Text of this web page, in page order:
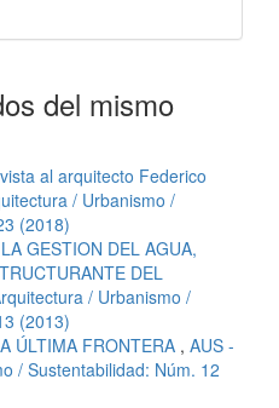
del mismo
al arquitecto Federico
/ Urbanismo /
(2018)
LA GESTION DEL AGUA,
DEL
/ Urbanismo /
(2013)
ÚLTIMA FRONTERA , AUS -
/ Sustentabilidad: Núm. 12